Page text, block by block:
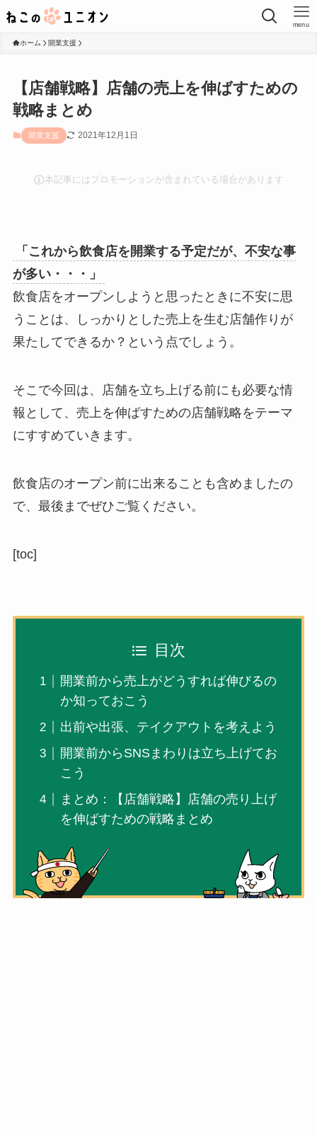
menu
ホーム 開業支援
【店舗戦略】店舗の売上を伸ばすための
戦略まとめ
開業支援 2021年12月1日
本記事にはプロモーションが含まれている場合があります
「これから飲食店を開業する予定だが、不安な事
が多い・・・」
飲食店をオープンしようと思ったときに不安に思
うことは、しっかりとした売上を生む店舗作りが
果たしてできるか？という点でしょう。
そこで今回は、
店舗を立ち上げる前にも必要な情
報として、売上を伸ばすための店舗戦略をテーマ
にすすめていきます。
飲食店のオープン前に出来ることも含めましたの
で、最後までぜひご覧ください。
[toc]
目次
開業前から売上がどうすれば伸びるの
か知っておこう
出前や出張、テイクアウトを考えよう
開業前からSNSまわりは立ち上げてお
こう
まとめ：【店舗戦略】店舗の売り上げ
を伸ばすための戦略まとめ